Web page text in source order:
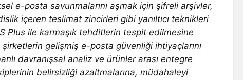
e-posta savunmalarını aşmak için şifreli arşivler,
içeren teslimat zincirleri gibi yanıltıcı teknikleri
Plus ile karmaşık tehditlerin tespit edilmesine
gelişmiş e-posta güvenliği ihtiyaçlarını
davranışsal analiz ve ürünler arası entegre
belirsizliği azaltmalarına, müdahaleyi